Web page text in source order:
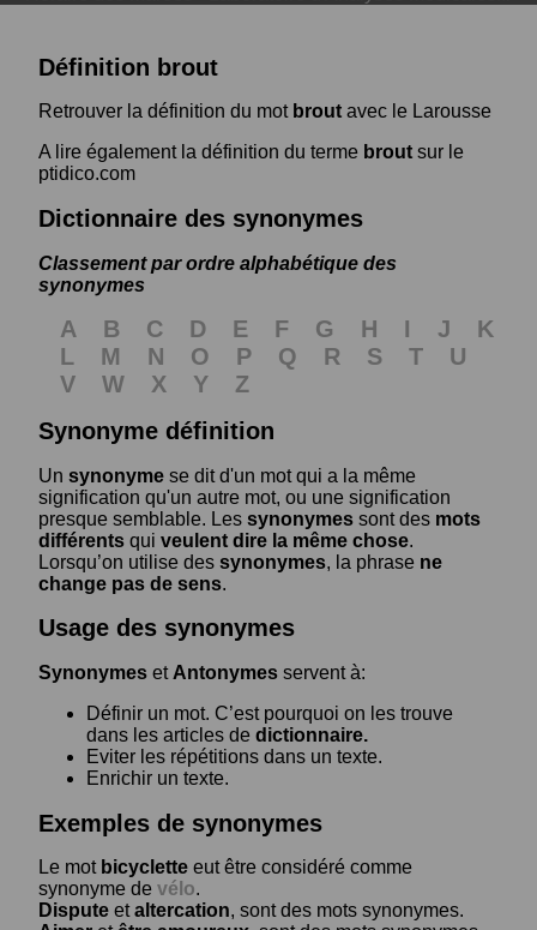
Définition brout
Retrouver la définition du mot brout avec le Larousse
A lire également la définition du terme brout sur le
ptidico.com
Dictionnaire des synonymes
Classement par ordre alphabétique des
synonymes
A B C D E F G H I J
K
L
M N O P Q R S T
U
V
W X Y
Z
Synonyme définition
Un synonyme se dit d'un mot qui a la même
signification qu'un autre mot, ou une signification
presque semblable. Les synonymes sont des mots
différents qui veulent dire la même chose.
Lorsqu’on utilise des synonymes, la phrase ne
change pas de sens.
Usage des synonymes
Synonymes et Antonymes servent à:
Définir un mot. C’est pourquoi on les trouve
dans les articles de dictionnaire.
Eviter les répétitions dans un texte.
Enrichir un texte.
Exemples de synonymes
Le mot bicyclette eut être considéré comme
synonyme de vélo.
Dispute etaltercation, sont des mots synonymes.